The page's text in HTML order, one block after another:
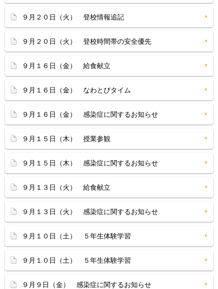
９月２０日（火） 登校情報追記
９月２０日（火） 登校時間帯の安全優先
９月１６日（金） 給食献立
９月１６日（金） なわとびタイム
９月１６日（金） 感染症に関するお知らせ
９月１５日（木） 授業参観
９月１５日（木） 感染症に関するお知らせ
９月１３日（火） 給食献立
９月１３日（火） 感染症に関するお知らせ
９月１０日（土） ５年生体験学習
９月１０日（土） ５年生体験学習
９月９日（金） 感染症に関するお知らせ